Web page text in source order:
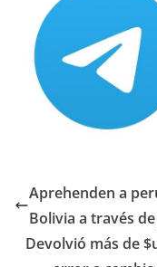
Aprehenden a
Bolivia a través
Devolvió más de